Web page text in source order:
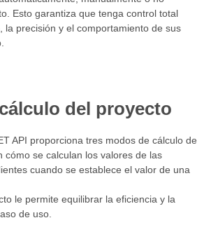
Esto garantiza que tenga control total
la precisión y el comportamiento de sus
del proyecto
API proporciona tres modos de cálculo de
cómo se calculan los valores de las
cuando se establece el valor de una
le permite equilibrar la eficiencia y la
de uso.